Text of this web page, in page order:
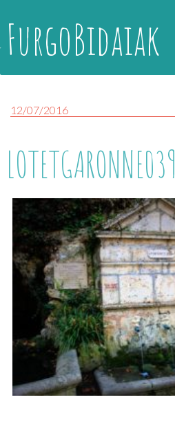
FurgoBidaiak
12/07/2016
LOTETGARONNE039